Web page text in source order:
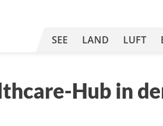
SEE LAND LUFT
Hub in